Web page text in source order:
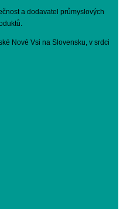
a dodavatel průmyslových
Nové Vsi na Slovensku, v srdci